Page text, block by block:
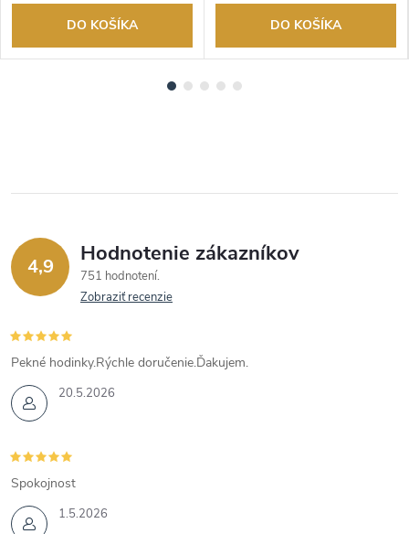
DO KOŠÍKA DO KOŠÍKA
4,9 Hodnotenie zákazníkov
751 hodnotení
Zobraziť recenzie
20.5.2026
Pekné hodinky.Rýchle doručenie.Ďakujem.
1.5.2026
Spokojnost